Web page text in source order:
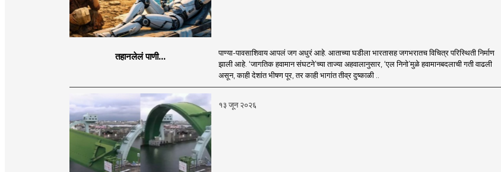
तहानलेलं पाणी...
पाण्या-पावसाशिवाय आपलं जग अधुरं आहे. आताच्या घडीला भारतासह जगभरातच विचित्र परिस्थिती निर्माण
झाली आहे. ‘जागतिक हवामान संघटने’च्या ताज्या अहवालानुसार, ‘एल निनो’मुळे हवामानबदलाची गती वाढली
असून, काही देशांत भीषण पूर, तर काही भागांत तीव्र दुष्काळी ..
१३ जून २०२६